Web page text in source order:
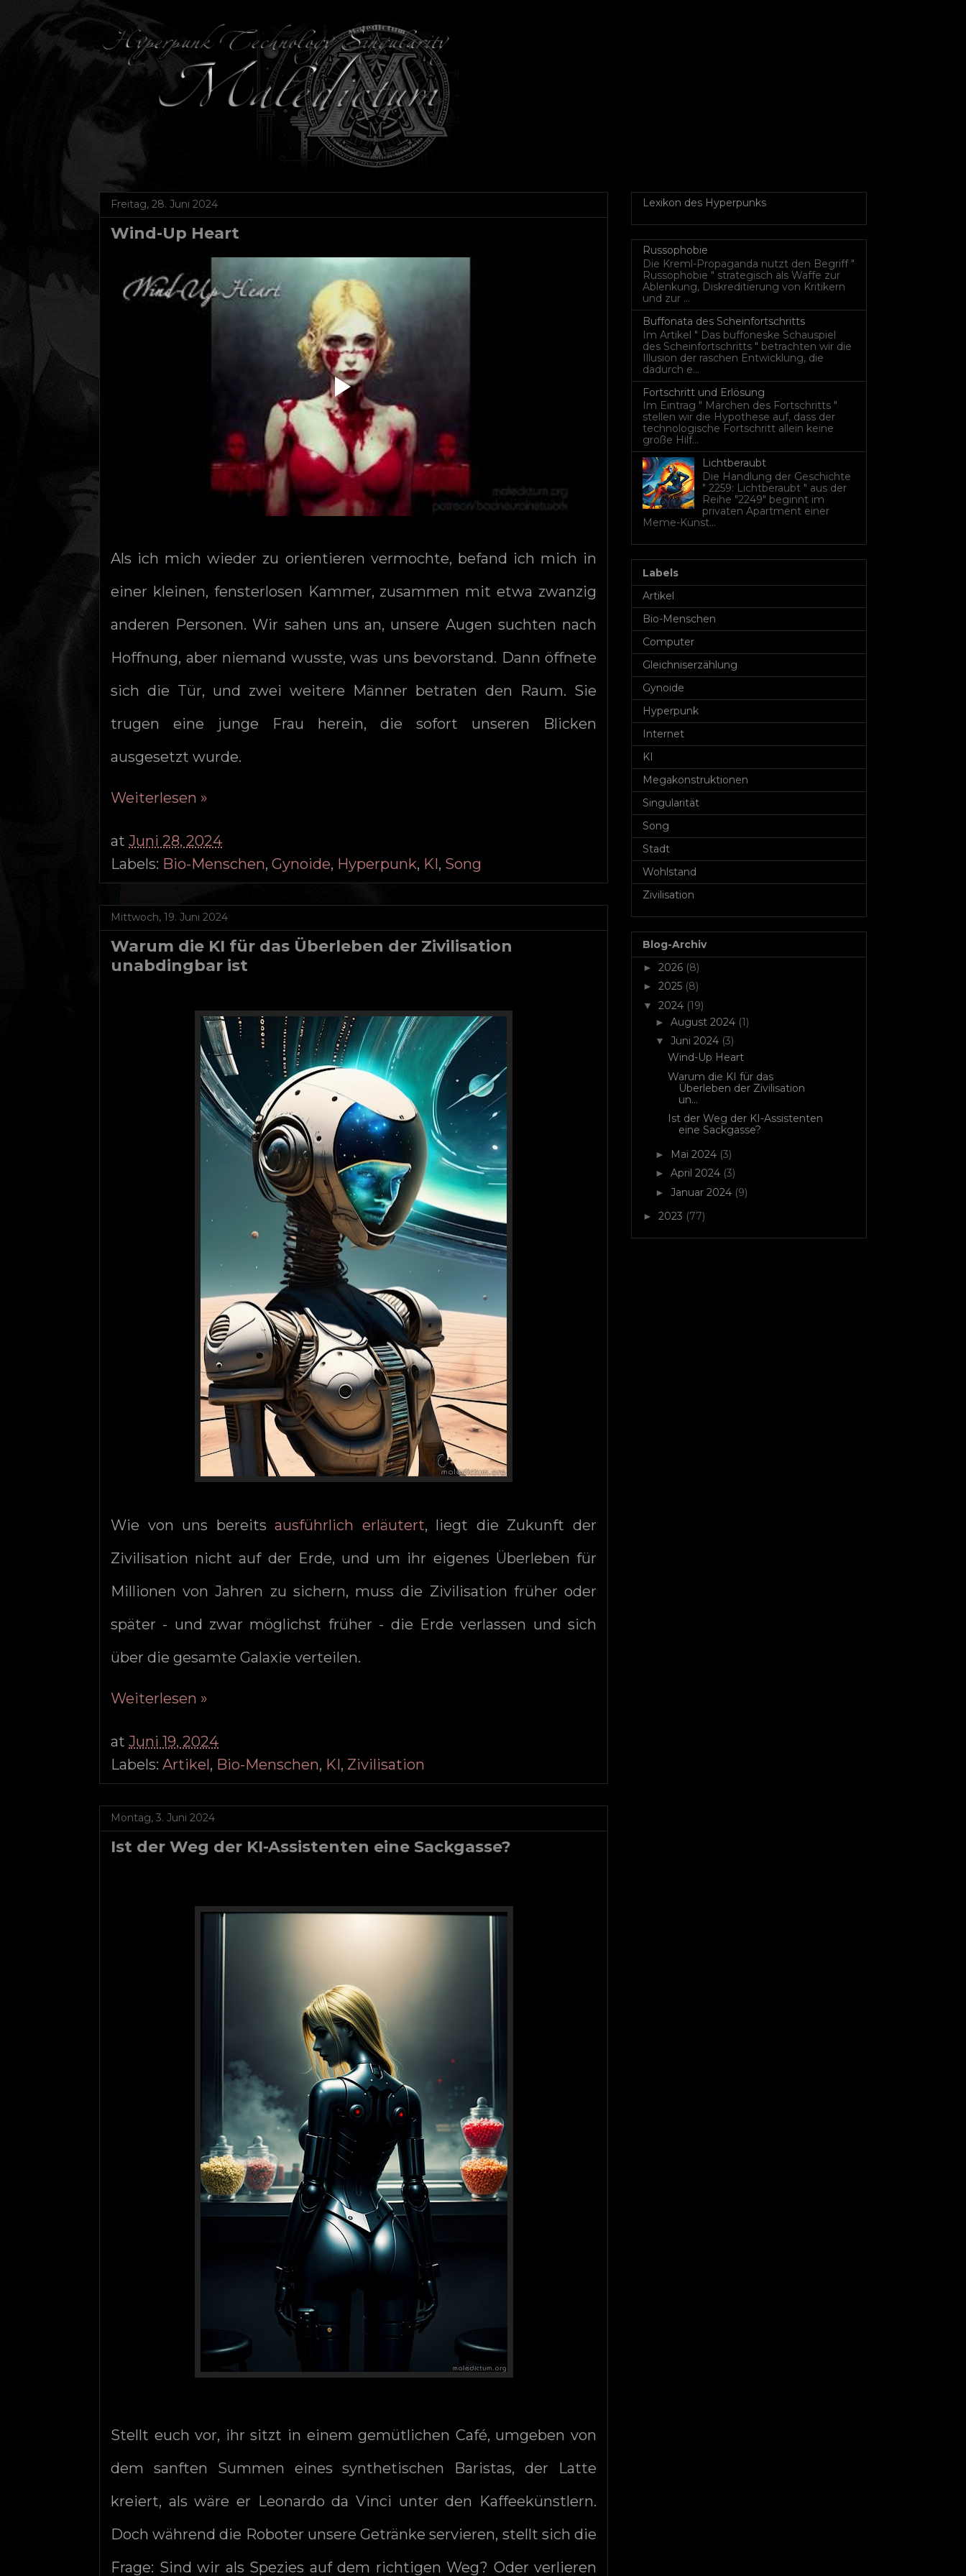
Freitag, 28. Juni 2024
Wind-Up Heart
Als ich mich wieder zu orientieren vermochte, befand ich mich in
einer kleinen, fensterlosen Kammer, zusammen mit etwa zwanzig
anderen Personen. Wir sahen uns an, unsere Augen suchten nach
Hoffnung, aber niemand wusste, was uns bevorstand. Dann öffnete
sich die Tür, und zwei weitere Männer betraten den Raum. Sie
trugen eine junge Frau herein, die sofort unseren Blicken
ausgesetzt wurde.
Weiterlesen »
at Juni 28, 2024
Labels: Bio-Menschen, Gynoide, Hyperpunk, KI, Song
Mittwoch, 19. Juni 2024
Warum die KI für das Überleben der Zivilisation
unabdingbar ist
Wie von uns bereitsausführlich erläutert, liegt die Zukunft der
Zivilisation nicht auf der Erde, und um ihr eigenes Überleben für
Millionen von Jahren zu sichern, muss die Zivilisation früher oder
später - und zwar möglichst früher - die Erde verlassen und sich
über die gesamte Galaxie verteilen.
Weiterlesen »
at Juni 19, 2024
Labels: Artikel, Bio-Menschen, KI, Zivilisation
Montag, 3. Juni 2024
Ist der Weg der KI-Assistenten eine Sackgasse?
Stellt euch vor, ihr sitzt in einem gemütlichen Café, umgeben von
dem sanften Summen eines synthetischen Baristas, der Latte
kreiert, als wäre er Leonardo da Vinci unter den Kaffeekünstlern.
Doch während die Roboter unsere Getränke servieren, stellt sich die
Frage: Sind wir als Spezies auf dem richtigen Weg? Oder verlieren
Lexikon des Hyperpunks
Russophobie
Die Kreml-Propaganda nutzt den Begriff "
Russophobie " strategisch als Waffe zur
Ablenkung, Diskreditierung von Kritikern
und zur ...
Buffonata des Scheinfortschritts
Im Artikel " Das buffoneske Schauspiel
des Scheinfortschritts " betrachten wir die
Illusion der raschen Entwicklung, die
dadurch e...
Fortschritt und Erlösung
Im Eintrag " Märchen des Fortschritts "
stellen wir die Hypothese auf, dass der
technologische Fortschritt allein keine
große Hilf...
Lichtberaubt
Die Handlung der Geschichte
" 2259: Lichtberaubt " aus der
Reihe "2249" beginnt im
privaten Apartment einer
Meme-Künst...
Labels
Artikel
Bio-Menschen
Computer
Gleichniserzählung
Gynoide
Hyperpunk
Internet
KI
Megakonstruktionen
Singularität
Song
Stadt
Wohlstand
Zivilisation
Blog-Archiv
► 2026 (8)
► 2025 (8)
▼ 2024 (19)
► August 2024 (1)
▼ Juni 2024 (3)
Wind-Up Heart
Warum die KI für das
Überleben der Zivilisation
un...
Ist der Weg der KI-Assistenten
eine Sackgasse?
► Mai 2024 (3)
► April 2024 (3)
► Januar 2024 (9)
► 2023 (77)